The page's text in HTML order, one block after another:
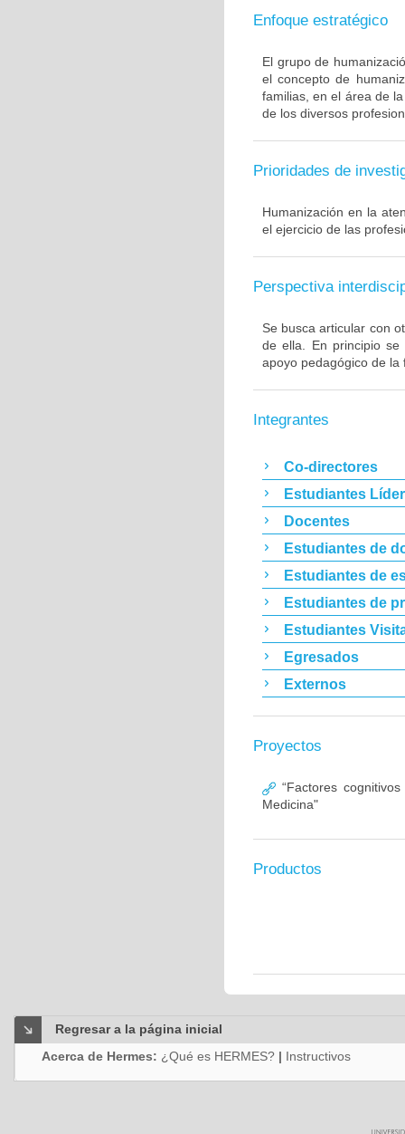
Enfoque estratégico
El grupo de
el concepto de
familias, en el área de
de los diversos
Prioridades de
Humanización en la
el ejercicio de las
Perspectiva
Se busca articular con
de ella. En principio
apoyo pedagógico de la
Integrantes
Co-directores
Estudiantes
Docentes
Estudiantes de
Estudiantes de
Estudiantes de
Estudiantes
Egresados
Externos
Proyectos
“Factores
Medicina"
Productos
Regresar a la página inicial
Acerca de Hermes: ¿Qué es HERMES? | Instructivos